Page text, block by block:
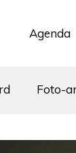
Agenda
Foto-